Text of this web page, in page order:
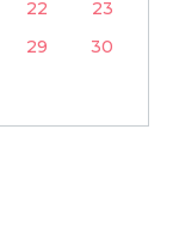
22
23
29
30